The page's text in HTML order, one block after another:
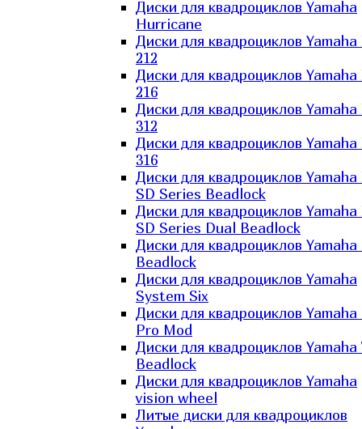
Диски для квадроциклов Yamaha
Hurricane
Диски для квадроциклов
212
Диски для квадроциклов
216
Диски для квадроциклов
312
Диски для квадроциклов
316
Диски для квадроциклов
SD Series Beadlock
Диски для квадроциклов
SD Series Dual Beadlock
Диски для квадроциклов Yamaha
Beadlock
Диски для квадроциклов Yamaha
System Six
Диски для квадроциклов Yamaha
Pro Mod
Диски для квадроциклов Yamaha
Beadlock
Диски для квадроциклов Yamaha
vision wheel
Литые диски для квадроциклов